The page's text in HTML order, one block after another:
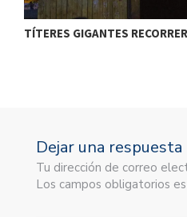
TÍTERES GIGANTES
Dejar una respuesta
Tu dirección de correo
Los campos obligatorios